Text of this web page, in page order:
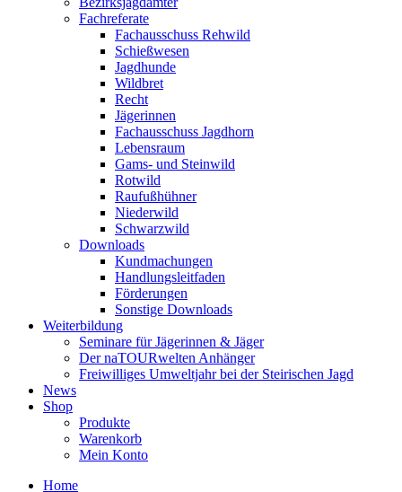
Fachreferate
Fachausschuss Rehwild
Schießwesen
Jagdhunde
Wildbret
Recht
Jägerinnen
Fachausschuss Jagdhorn
Lebensraum
Gams- und Steinwild
Rotwild
Raufußhühner
Niederwild
Schwarzwild
Downloads
Kundmachungen
Handlungsleitfaden
Förderungen
Sonstige Downloads
Weiterbildung
Seminare für Jägerinnen & Jäger
Der naTOURwelten Anhänger
Freiwilliges Umweltjahr bei der Steirischen Jagd
News
Shop
Produkte
Warenkorb
Mein Konto
Home